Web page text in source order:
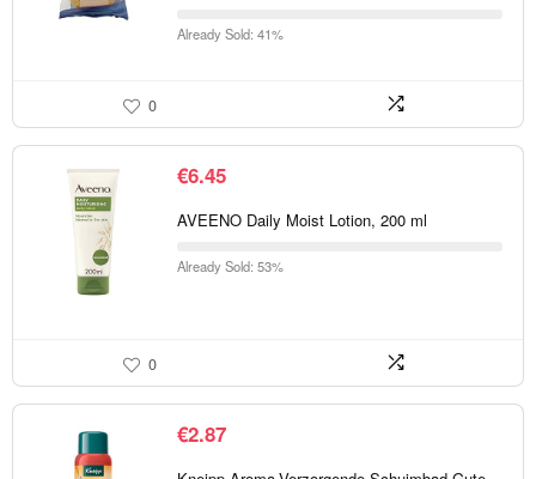
Already Sold: 41%
0
€6.45
AVEENO Daily Moist Lotion, 200 ml
Already Sold: 53%
0
€2.87